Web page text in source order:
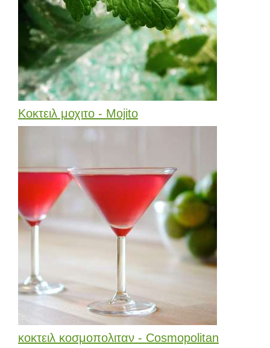
Κοκτειλ μοχιτο - Mojito
κοκτειλ κοσμοπολιταν - Cosmopolitan